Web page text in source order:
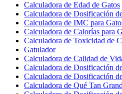
Calculadora de Edad de Gatos
Calculadora de Dosificación
Calculadora de IMC para
Calculadora de Calorías para
Calculadora de Toxicidad de
Gatulador
Calculadora de Calidad de
Calculadora de Dosificación
Calculadora de Dosificación
Calculadora de Qué Tan